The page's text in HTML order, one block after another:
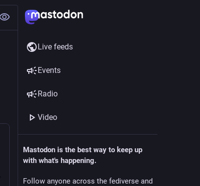
Live feeds
Events
Radio
Video
Mastodon is the best way to keep up
with what's happening.
Follow anyone across the fediverse and